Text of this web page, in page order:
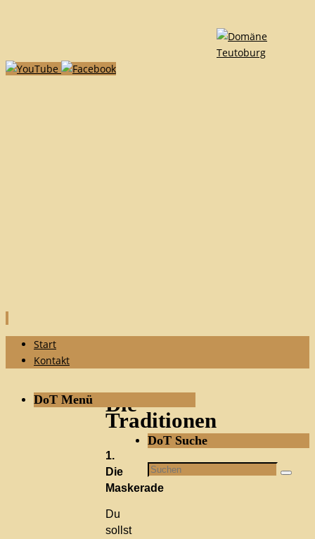
Zum
Inhalt
Start
Kontakt
Die
Traditionen
1.
Die
Maskerade
Du
sollst
DoT Menü
DoT Suche
Suchen
nach: